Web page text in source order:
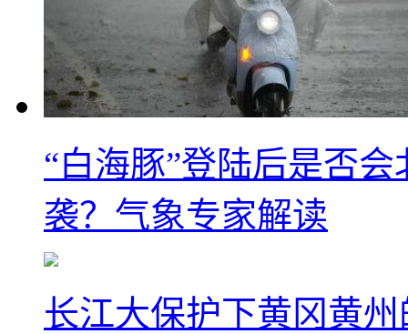
“白海豚”登陆后是否
袭？气象专家解读
长江大保护下黄冈黄